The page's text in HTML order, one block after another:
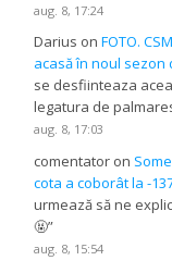
aug. 8, 17:24
Darius onFOTO.
acasă în noul sezon
se desfiinteaza
legatura de
aug. 8, 17:03
comentator on
cota a coborât la -
urmează să ne
🤬”
aug. 8, 15:54